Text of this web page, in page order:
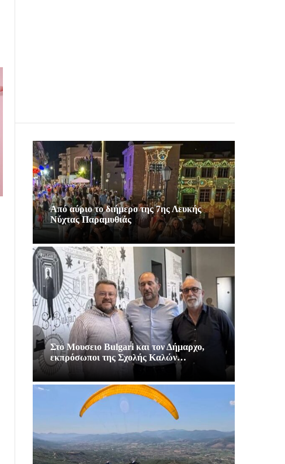
Από αύριο το διήμερο της 7ης Λευκής
Νύχτας Παραμυθιάς
Στο Μουσειο Bulgari και τον Δήμαρχο,
εκπρόσωποι της Σχολής Καλών…